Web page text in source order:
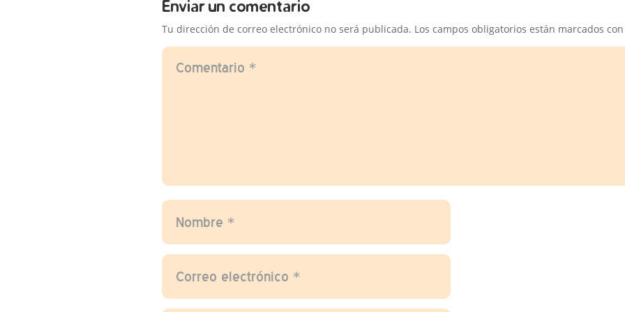
Enviar un comentario
Tu dirección de correo electrónico no será publicada. Los campos obligatorios están marcados